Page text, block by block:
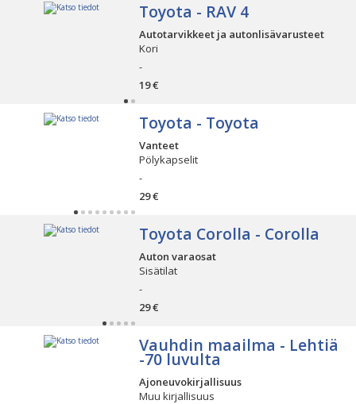
Toyota - RAV 4
Autotarvikkeet ja autonlisävarusteet
Kori
-
19 €
Toyota - Toyota
Vanteet
Pölykapselit
-
29 €
Toyota Corolla - Corolla
Auton varaosat
Sisätilat
-
29 €
Vauhdin maailma - Lehtiä
-70 luvulta
Ajoneuvokirjallisuus
Muu kirjallisuus